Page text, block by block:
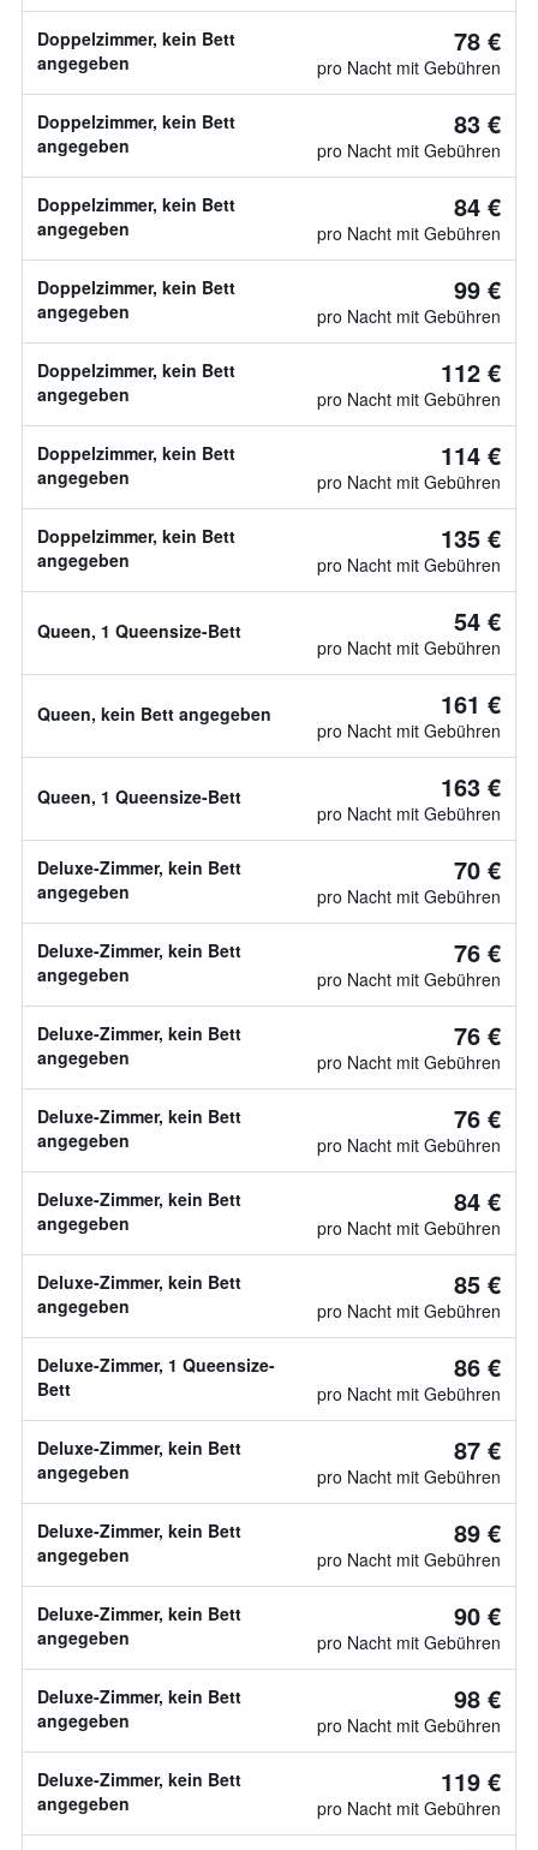
Doppelzimmer, kein Bett
angegeben
78 €
pro Nacht mit Gebühren
Doppelzimmer, kein Bett
angegeben
83 €
pro Nacht mit Gebühren
Doppelzimmer, kein Bett
angegeben
84 €
pro Nacht mit Gebühren
Doppelzimmer, kein Bett
angegeben
99 €
pro Nacht mit Gebühren
Doppelzimmer, kein Bett
angegeben
112 €
pro Nacht mit Gebühren
Doppelzimmer, kein Bett
angegeben
114 €
pro Nacht mit Gebühren
Doppelzimmer, kein Bett
angegeben
135 €
pro Nacht mit Gebühren
Queen, 1 Queensize-Bett 54 €
pro Nacht mit Gebühren
Queen, kein Bett angegeben 161 €
pro Nacht mit Gebühren
Queen, 1 Queensize-Bett 163 €
pro Nacht mit Gebühren
Deluxe-Zimmer, kein Bett
angegeben
70 €
pro Nacht mit Gebühren
Deluxe-Zimmer, kein Bett
angegeben
76 €
pro Nacht mit Gebühren
Deluxe-Zimmer, kein Bett
angegeben
76 €
pro Nacht mit Gebühren
Deluxe-Zimmer, kein Bett
angegeben
76 €
pro Nacht mit Gebühren
Deluxe-Zimmer, kein Bett
angegeben
84 €
pro Nacht mit Gebühren
Deluxe-Zimmer, kein Bett
angegeben
85 €
pro Nacht mit Gebühren
Deluxe-Zimmer, 1 Queensize-
Bett
86 €
pro Nacht mit Gebühren
Deluxe-Zimmer, kein Bett
angegeben
87 €
pro Nacht mit Gebühren
Deluxe-Zimmer, kein Bett
angegeben
89 €
pro Nacht mit Gebühren
Deluxe-Zimmer, kein Bett
angegeben
90 €
pro Nacht mit Gebühren
Deluxe-Zimmer, kein Bett
angegeben
98 €
pro Nacht mit Gebühren
Deluxe-Zimmer, kein Bett
angegeben
119 €
pro Nacht mit Gebühren